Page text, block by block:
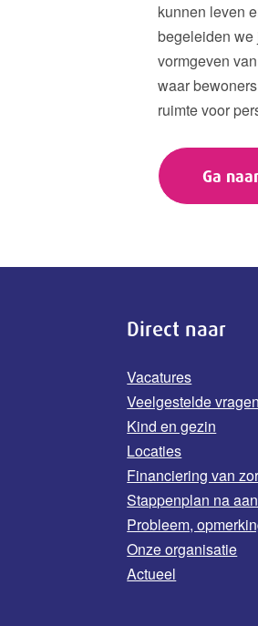
kunnen leven
begeleiden we
vormgeven
waar
ruimte voor
Ga
Direct naar
Vacatures
Veelgestelde vragen
Kind en gezin
Locaties
Financiering van
Stappenplan na
Probleem,
Onze organisatie
Actueel